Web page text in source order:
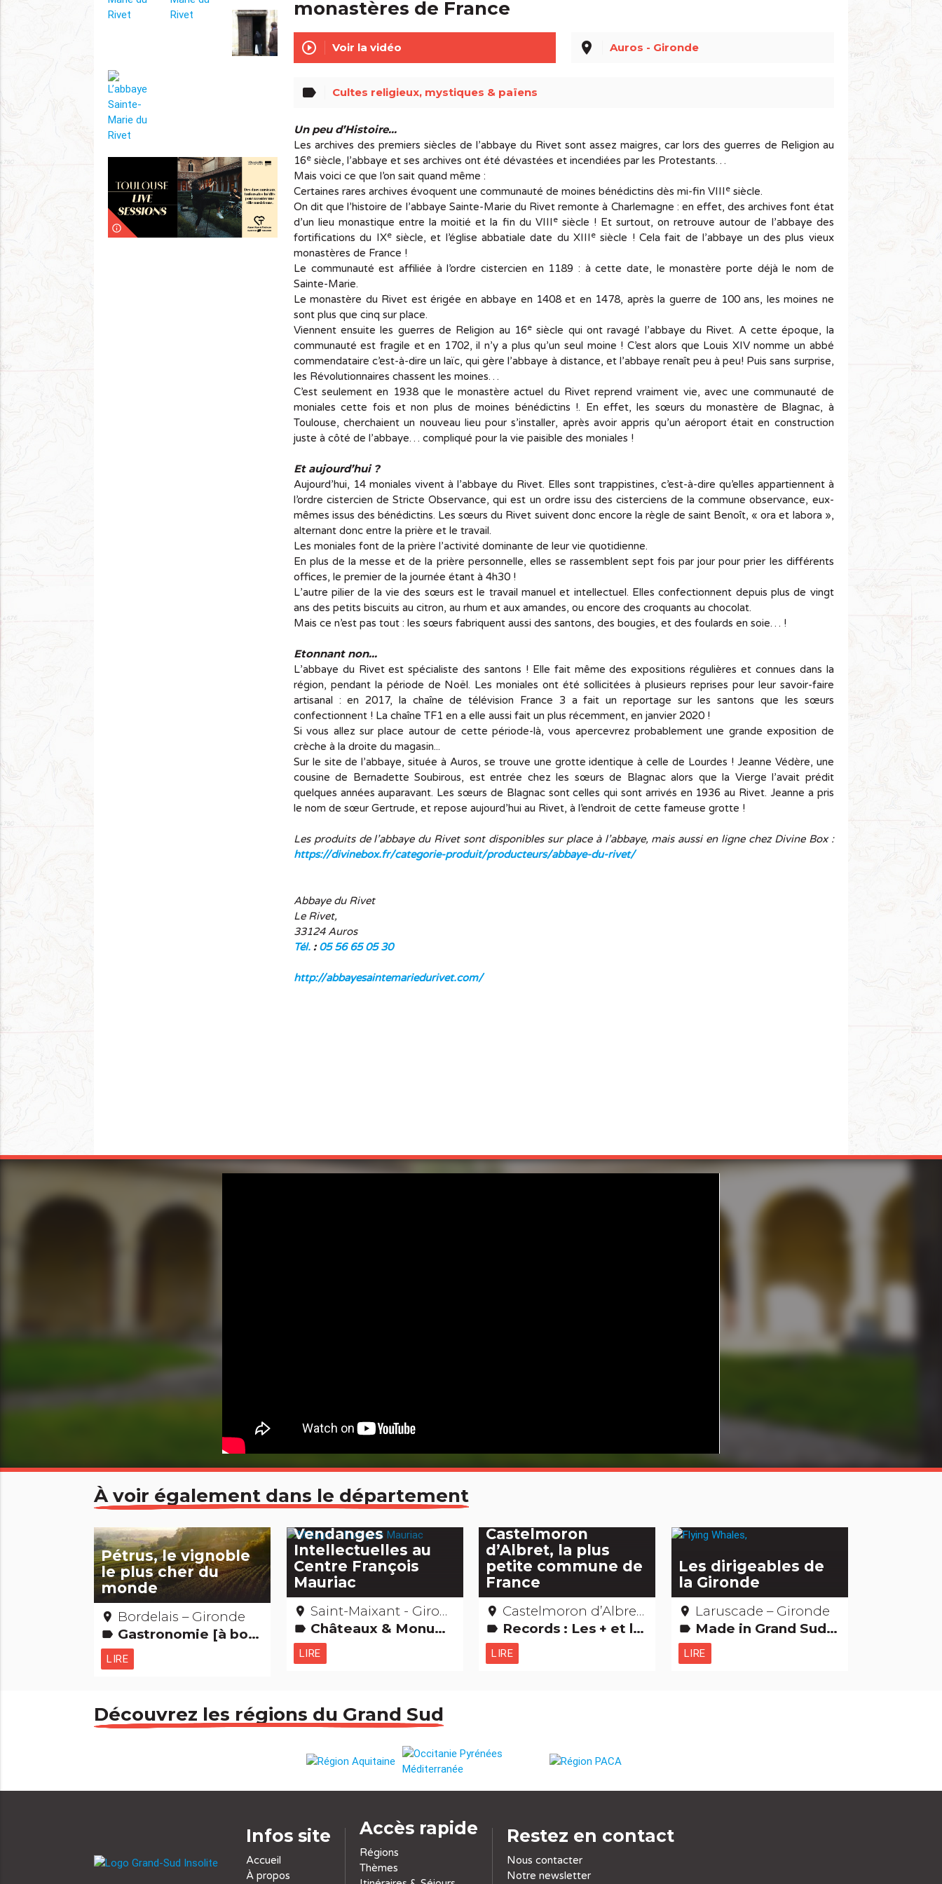
info_outline
monastères de France
play_circle_outline Voir la vidéo place Auros - Gironde
label Cultes religieux, mystiques & païens
Un peu d’Histoire...
Les archives des premiers siècles de l’abbaye du Rivet sont assez maigres, car lors des guerres de Religion au
16esiècle, l’abbaye et ses archives ont été dévastées et incendiées par les Protestants…
Mais voici ce que l’on sait quand même :
Certaines rares archives évoquent une communauté de moines bénédictins dès mi-fin VIII esiècle.
On dit que l’histoire de l’abbaye Sainte-Marie du Rivet remonte à Charlemagne : en effet, des archives font état
d’un lieu monastique entre la moitié et la fin du VIII esiècle ! Et surtout, on retrouve autour de l’abbaye des
fortifications du IXesiècle, et l’église abbatiale date du XIII e siècle ! Cela fait de l’abbaye un des plus vieux
monastères de France !
Le communauté est affiliée à l’ordre cistercien en 1189 : à cette date, le monastère porte déjà le nom de
Sainte-Marie.
Le monastère du Rivet est érigée en abbaye en 1408 et en 1478, après la guerre de 100 ans, les moines ne
sont plus que cinq sur place.
Viennent ensuite les guerres de Religion au 16e siècle qui ont ravagé l’abbaye du Rivet. A cette époque, la
communauté est fragile et en 1702, il n’y a plus qu’un seul moine ! C’est alors que Louis XIV nomme un abbé
commendataire c’est-à-dire un laïc, qui gère l’abbaye à distance, et l’abbaye renaît peu à peu! Puis sans surprise,
les Révolutionnaires chassent les moines…
C’est seulement en 1938 que le monastère actuel du Rivet reprend vraiment vie, avec une communauté de
moniales cette fois et non plus de moines bénédictins !. En effet, les sœurs du monastère de Blagnac, à
Toulouse, cherchaient un nouveau lieu pour s’installer, après avoir appris qu’un aéroport était en construction
juste à côté de l’abbaye… compliqué pour la vie paisible des moniales !
Et aujourd’hui ?
Aujourd’hui, 14 moniales vivent à l’abbaye du Rivet. Elles sont trappistines, c’est-à-dire qu’elles appartiennent à
l’ordre cistercien de Stricte Observance, qui est un ordre issu des cisterciens de la commune observance, eux-
mêmes issus des bénédictins. Les sœurs du Rivet suivent donc encore la règle de saint Benoît, « ora et labora »,
alternant donc entre la prière et le travail.
Les moniales font de la prière l’activité dominante de leur vie quotidienne.
En plus de la messe et de la prière personnelle, elles se rassemblent sept fois par jour pour prier les différents
offices, le premier de la journée étant à 4h30 !
L’autre pilier de la vie des sœurs est le travail manuel et intellectuel. Elles confectionnent depuis plus de vingt
ans des petits biscuits au citron, au rhum et aux amandes, ou encore des croquants au chocolat.
Mais ce n’est pas tout : les sœurs fabriquent aussi des santons, des bougies, et des foulards en soie… !
Etonnant non...
L’abbaye du Rivet est spécialiste des santons ! Elle fait même des expositions régulières et connues dans la
région, pendant la période de Noël. Les moniales ont été sollicitées à plusieurs reprises pour leur savoir-faire
artisanal : en 2017, la chaîne de télévision France 3 a fait un reportage sur les santons que les sœurs
confectionnent ! La chaîne TF1 en a elle aussi fait un plus récemment, en janvier 2020 !
Si vous allez sur place autour de cette période-là, vous apercevrez probablement une grande exposition de
crèche à la droite du magasin...
Sur le site de l’abbaye, située à Auros, se trouve une grotte identique à celle de Lourdes ! Jeanne Védère, une
cousine de Bernadette Soubirous, est entrée chez les sœurs de Blagnac alors que la Vierge l’avait prédit
quelques années auparavant. Les sœurs de Blagnac sont celles qui sont arrivés en 1936 au Rivet. Jeanne a pris
le nom de sœur Gertrude, et repose aujourd’hui au Rivet, à l’endroit de cette fameuse grotte !
Les produits de l’abbaye du Rivet sont disponibles sur place à l’abbaye, mais aussi en ligne chez Divine Box :
https://divinebox.fr/categorie-produit/producteurs/abbaye-du-rivet/
Abbaye du Rivet
Le Rivet,
33124 Auros
Tél.: 05 56 65 05 30
http://abbayesaintemariedurivet.com/
À voir également dans le département
Pétrus, le vignoble
le plus cher du
monde
place Bordelais – Gironde
label Gastronomie [à boire]
LIRE
Vendanges
Intellectuelles au
Centre François
Mauriac
place Saint-Maixant - Gironde
label Châteaux & Monuments Musées & Collections Gens d'ici Edifices remarquables
LIRE
Castelmoron
d’Albret, la plus
petite commune de
France
place Castelmoron d’Albret - Gironde
label Records : Les + et les -
LIRE
Les dirigeables de
la Gironde
place Laruscade – Gironde
label Made in Grand Sud Etonnant... non ?
LIRE
Découvrez les régions du Grand Sud
Infos site
Accueil
À propos
Accès rapide
Régions
Thèmes
Restez en contact
Nous contacter
Notre newsletter